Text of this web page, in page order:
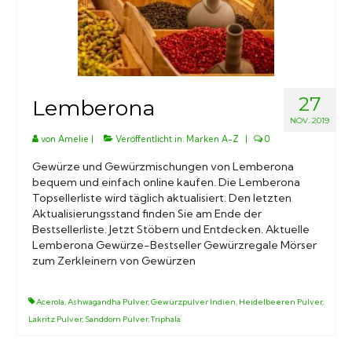
Marken A-Z
Bücher 27
NOV. 2019
Lemberona
von Amelie Veröffentlicht in: Marken A-Z 0
Gewürze und Gewürzmischungen von Lemberona
bequem und einfach online kaufen. Die Lemberona
Topsellerliste wird täglich aktualisiert. Den letzten
Aktualisierungsstand finden Sie am Ende der
Bestsellerliste. Jetzt Stöbern und Entdecken. Aktuelle
Lemberona Gewürze-Bestseller Gewürzregale Mörser
zum Zerkleinern von Gewürzen
Acerola,Ashwagandha Pulver,Gewürzpulver Indien, Heidelbeeren Pulver,
Lakritz Pulver, Sanddorn Pulver,Triphala